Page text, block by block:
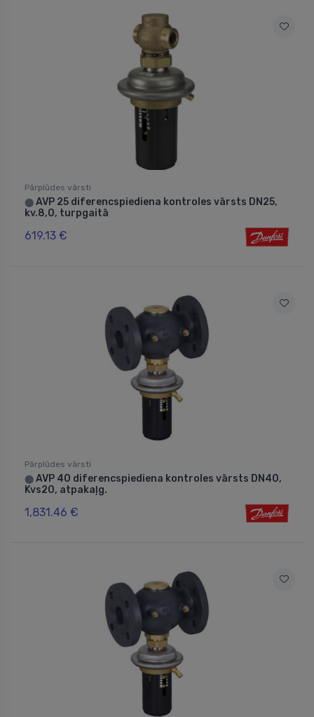
Pārplūdes vārsti
⬤ AVP 25 diferencspiediena kontroles vārsts DN25,
kv.8,0, turpgaitā
619.13 €
Pārplūdes vārsti
⬤ AVP 40 diferencspiediena kontroles vārsts DN40,
Kvs20, atpakaļg.
1,831.46 €